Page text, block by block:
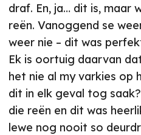
draf. En, ja… dit is, maar
reën. Vanoggend se
weer nie – dit was
Ek is oortuig daarvan
het nie al my varkies op
dit in elk geval tog
die reën en dit was
lewe nog nooit so